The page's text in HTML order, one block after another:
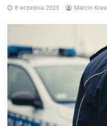
8 września 2025 Marcin